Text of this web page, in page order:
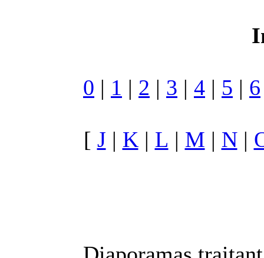
0 | 1 | 2 | 3 | 4 | 5 | 6
[ J | K | L | M | N|